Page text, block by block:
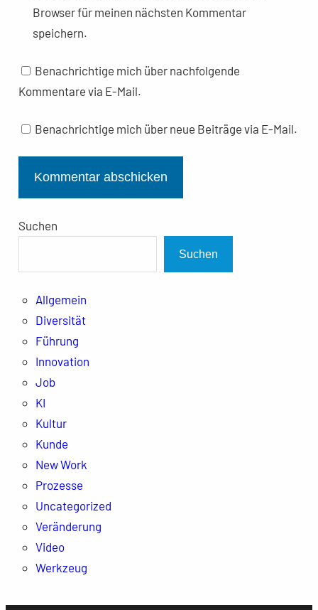
Browser für meinen nächsten Kommentar
speichern.
Benachrichtige mich über nachfolgende
Kommentare via E-Mail.
Benachrichtige mich über neue Beiträge via E-Mail.
Suchen
Suchen
Allgemein
Diversität
Führung
Innovation
Job
KI
Kultur
Kunde
New Work
Prozesse
Uncategorized
Veränderung
Video
Werkzeug